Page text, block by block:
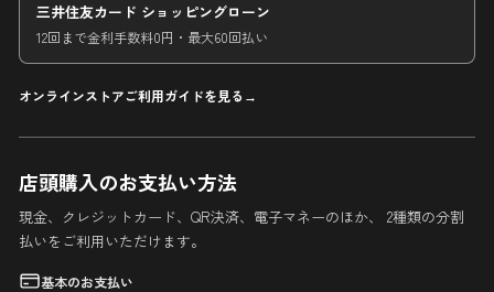
三井住友カード ショッピングローン
12回まで金利手数料0円・最大60回払い
オンラインストアご利用ガイドを見る
店頭購入のお支払い方法
現金、クレジットカード、QR決済、電子マネーのほか、 2種類の分割
払いをご利用いただけます。
基本のお支払い